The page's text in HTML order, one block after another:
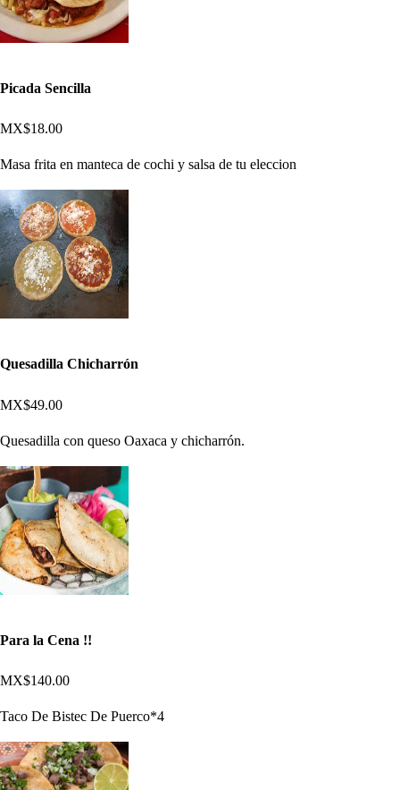
Picada Sencilla
MX$18.00
Masa frita en manteca de cochi y salsa de tu eleccion
Quesadilla Chicharrón
MX$49.00
Quesadilla con queso Oaxaca y chicharrón.
Para la Cena !!
MX$140.00
Taco De Bistec De Puerco*4